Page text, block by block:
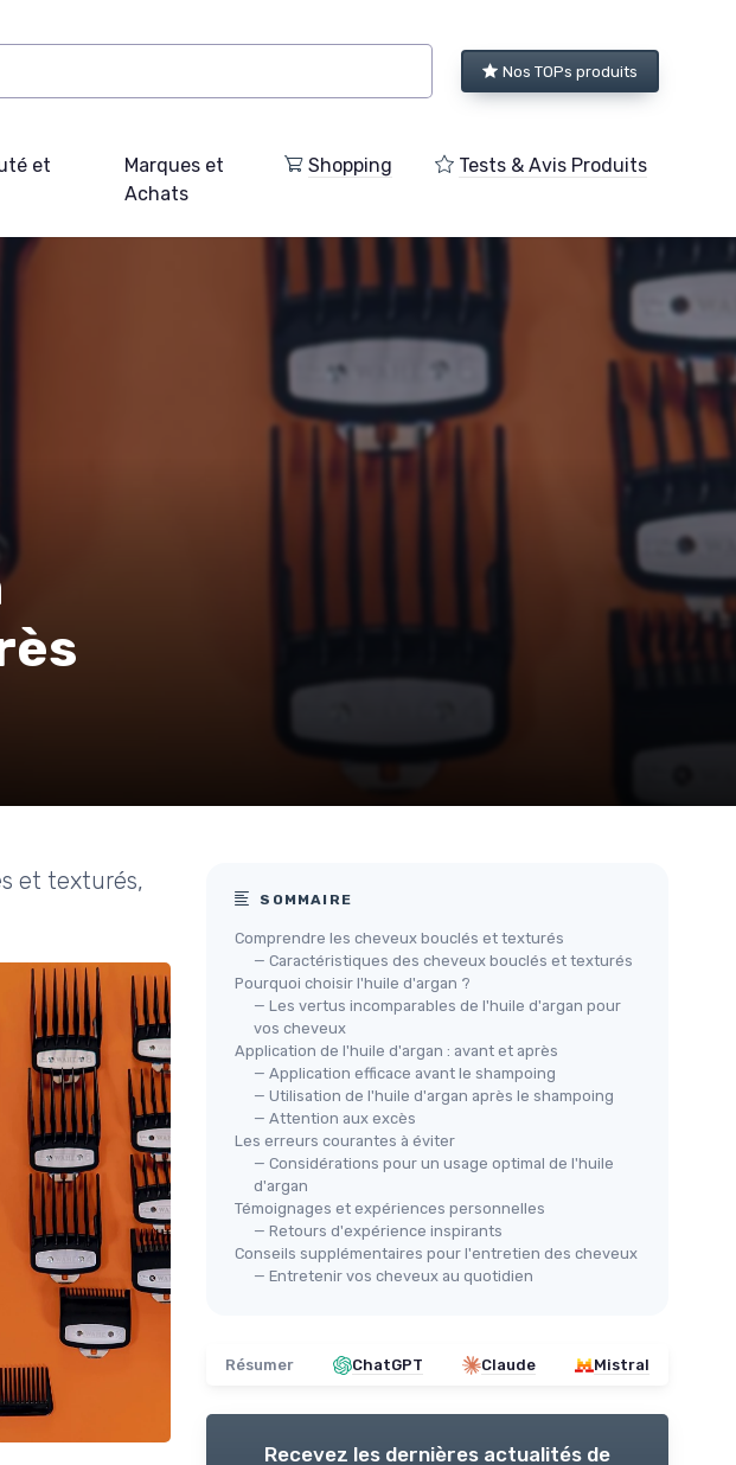
Nos TOPs produits
et
Marques et
Achats
Shopping Tests & Avis Produits
et texturés,
SOMMAIRE
Comprendre les cheveux bouclés et texturés
— Caractéristiques des cheveux bouclés et texturés
Pourquoi choisir l'huile d'argan ?
— Les vertus incomparables de l'huile d'argan pour
vos cheveux
Application de l'huile d'argan : avant et après
— Application efficace avant le shampoing
— Utilisation de l'huile d'argan après le shampoing
— Attention aux excès
Les erreurs courantes à éviter
— Considérations pour un usage optimal de l'huile
d'argan
Témoignages et expériences personnelles
— Retours d'expérience inspirants
Conseils supplémentaires pour l'entretien des cheveux
— Entretenir vos cheveux au quotidien
Résumer ChatGPT Claude Mistral
Recevez les dernières actualités de